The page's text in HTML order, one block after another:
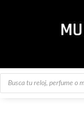
Búsqueda